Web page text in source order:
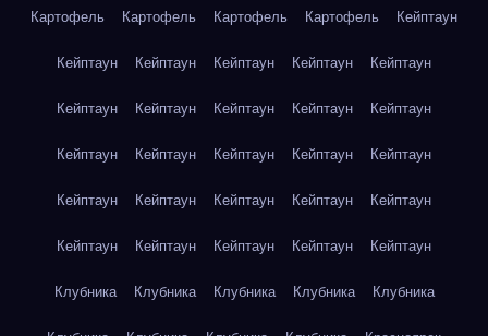
Картофель Картофель Картофель Картофель Кейптаун
Кейптаун Кейптаун Кейптаун Кейптаун Кейптаун
Кейптаун Кейптаун Кейптаун Кейптаун Кейптаун
Кейптаун Кейптаун Кейптаун Кейптаун Кейптаун
Кейптаун Кейптаун Кейптаун Кейптаун Кейптаун
Кейптаун Кейптаун Кейптаун Кейптаун Кейптаун
Клубника Клубника Клубника Клубника Клубника